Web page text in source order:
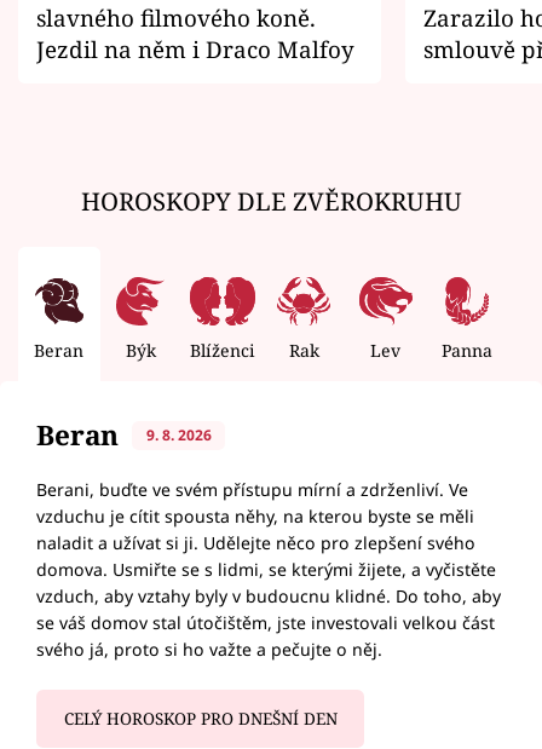
slavného filmového koně.
Jezdil na něm i Draco Malfoy
Zarazilo
smlouvě
HOROSKOPY DLE ZVĚROKRUHU
Beran Býk Blíženci Rak Lev Panna
Beran 9. 8. 2026
Berani, buďte ve svém přístupu mírní a zdrženliví. Ve
vzduchu je cítit spousta něhy, na kterou byste se měli
naladit a užívat si ji. Udělejte něco pro zlepšení svého
domova. Usmiřte se s lidmi, se kterými žijete, a vyčistěte
vzduch, aby vztahy byly v budoucnu klidné. Do toho, aby
se váš domov stal útočištěm, jste investovali velkou část
svého já, proto si ho važte a pečujte o něj.
CELÝ HOROSKOP PRO DNEŠNÍ DEN